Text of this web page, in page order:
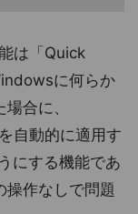
は「Quick
に何らか
合に、
自動的に適用す
にする機能であ
操作なしで問題